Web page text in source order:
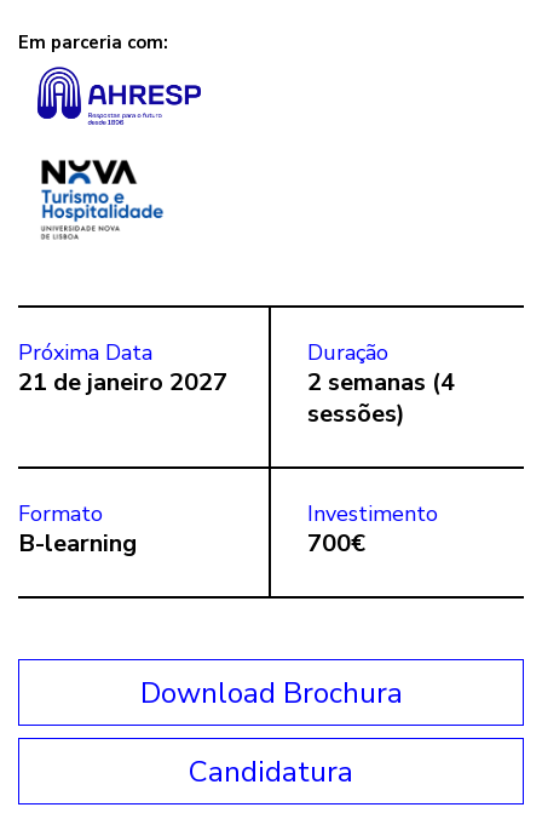
Em parceria com:
Próxima Data
21 de janeiro 2027
Duração
2 semanas (4
sessões)
Formato
B-learning
Investimento
700€
Download Brochura
Candidatura